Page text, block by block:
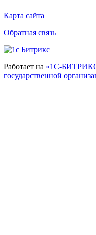
Карта сайта
Обратная связь
Работает на «1С-
государственной